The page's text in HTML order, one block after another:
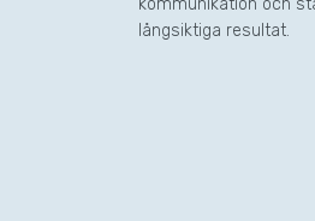
kommunikation och
långsiktiga resultat.